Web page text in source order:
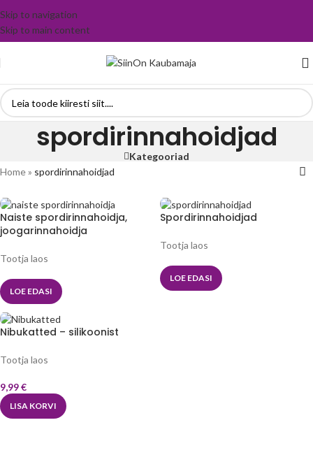
Skip to navigation
Skip to main content
spordirinnahoidjad
Kategooriad
Home» spordirinnahoidjad
Naiste spordirinnahoidja,
joogarinnahoidja
Tootja laos
LOE EDASI
Spordirinnahoidjad
Tootja laos
LOE EDASI
Nibukatted – silikoonist
Tootja laos
9,99€
LISA KORVI